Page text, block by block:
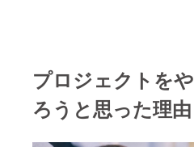
プロジェクトをや
ろうと思った理由